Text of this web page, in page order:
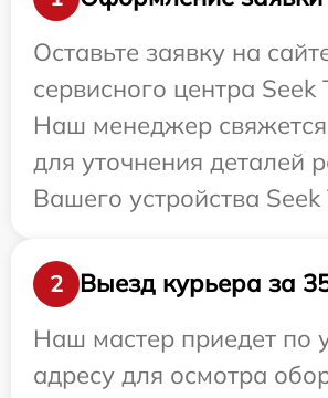
Оставьте заявку на
сервисного центра Seek
Наш менеджер
для уточнения деталей
Вашего устройства
2
Выезд курьера за
Наш мастер приедет по
адресу для осмотра